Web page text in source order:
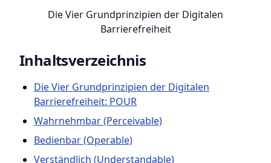
Die Vier Grundprinzipien der Digitalen
Barrierefreiheit
Inhaltsverzeichnis
Die Vier Grundprinzipien der Digitalen
Barrierefreiheit: POUR
Wahrnehmbar (Perceivable)
Bedienbar (Operable)
Verständlich (Understandable)